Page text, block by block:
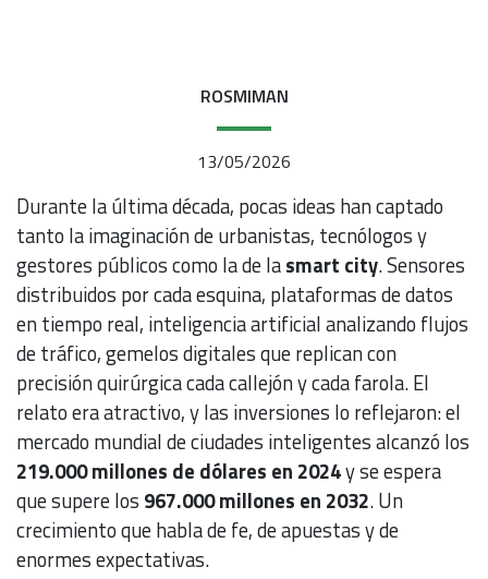
ROSMIMAN
13/05/2026
Durante la última década, pocas ideas han captado
tanto la imaginación de urbanistas, tecnólogos y
gestores públicos como la de lasmart city. Sensores
distribuidos por cada esquina, plataformas de datos
en tiempo real, inteligencia artificial analizando flujos
de tráfico, gemelos digitales que replican con
precisión quirúrgica cada callejón y cada farola. El
relato era atractivo, y las inversiones lo reflejaron: el
mercado mundial de ciudades inteligentes alcanzó los
219.000 millones de dólares en 2024y se espera
que supere los 967.000 millones en 2032. Un
crecimiento que habla de fe, de apuestas y de
enormes expectativas.